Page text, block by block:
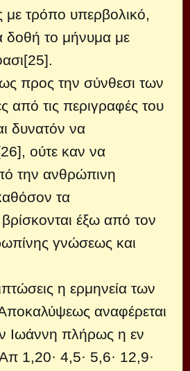
με τρόπο υπερβολικό,
δοθή το μήνυμα με
προς την σύνθεσι των
από τις περιγραφές του
δυνατόν να
ούτε καν να
την ανθρώπινη
τα
έξω από τον
γνώσεως και
η ερμηνεία των
αναφέρεται
Ιωάννη πλήρως η εν
1,20· 4,5· 5,6· 12,9·